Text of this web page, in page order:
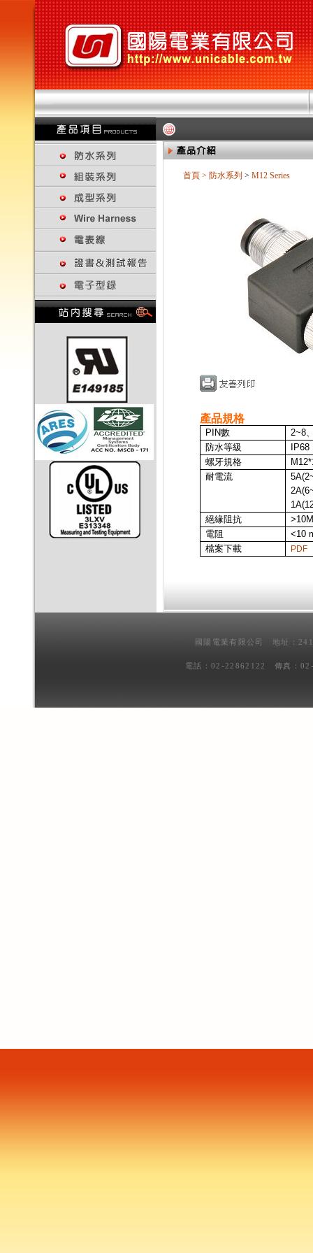
首頁 > 防水系列 > M12 Series
產品規格
PIN數 2~8
防水等級
IP68
螺牙規格
耐電流
5A
2A
絕緣阻抗
電阻
<10
檔案下載
PDF
國陽電業有限公司 地址：
電話：02-22862122 傳真：